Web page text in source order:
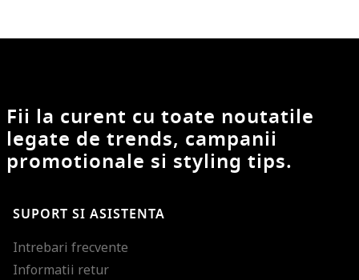
Fii la curent cu toate noutatile
legate de trends, campanii
promotionale si styling tips.
SUPORT SI ASISTENTA
Intrebari frecvente
Informatii retur